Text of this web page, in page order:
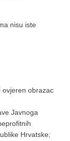
nisu iste
ovjeren obrazac
Javnoga
Hrvatske;